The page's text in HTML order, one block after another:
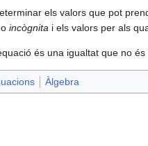
els valors que pot
incògnita i els valors per als
és una igualtat que no
Àlgebra